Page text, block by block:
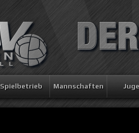
Spielbetrieb Mannschaften